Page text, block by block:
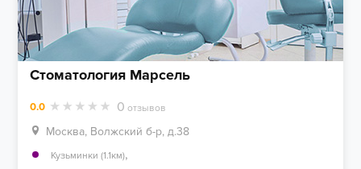
Стоматология Марсель
0.0 0 отзывов
Москва, Волжский б-р, д.38
Кузьминки (1.1км),